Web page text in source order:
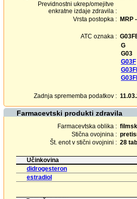
Previdnostni ukrep/omejitve
enkratne izdaje zdravila :
Vrsta postopka : MRP
ATC oznaka :
G
G03
G03F
Zadnja sprememba podatkov :
Farmacevtski produkti zdravila
Farmacevtska oblika :
Stična ovojnina :
Št. enot v stični ovojnini : 28
Učinkovina
didrogesteron
estradiol